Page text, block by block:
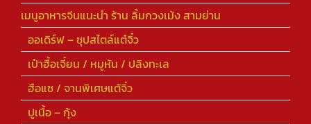
เมนูอาหารจีนแนะนำ ร้าน ลิ้มกวงเม้ง สามย่าน
ออเดิร์ฟ – ซุปสไตล์แต๋จิ๋ว
เป๋าฮื้อเจี๋ยน / หมูหัน / ปลิงทะเล
ฮือแซ / จานพิเศษแต้จิ๋ว
ปูเนื้อ – กุ้ง